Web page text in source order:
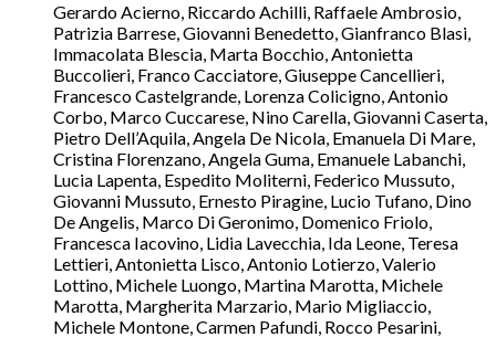
Gerardo Acierno, Riccardo Achilli, Raffaele Ambrosio,
Patrizia Barrese, Giovanni Benedetto, Gianfranco Blasi,
Immacolata Blescia, Marta Bocchio, Antonietta
Buccolieri, Franco Cacciatore, Giuseppe Cancellieri,
Francesco Castelgrande, Lorenza Colicigno, Antonio
Corbo, Marco Cuccarese, Nino Carella, Giovanni Caserta,
Pietro Dell’Aquila, Angela De Nicola, Emanuela Di Mare,
Cristina Florenzano, Angela Guma, Emanuele Labanchi,
Lucia Lapenta, Espedito Moliterni, Federico Mussuto,
Giovanni Mussuto, Ernesto Piragine, Lucio Tufano, Dino
De Angelis, Marco Di Geronimo, Domenico Friolo,
Francesca Iacovino, Lidia Lavecchia, Ida Leone, Teresa
Lettieri, Antonietta Lisco, Antonio Lotierzo, Valerio
Lottino, Michele Luongo, Martina Marotta, Michele
Marotta, Margherita Marzario, Mario Migliaccio,
Michele Montone, Carmen Pafundi, Rocco Pesarini,